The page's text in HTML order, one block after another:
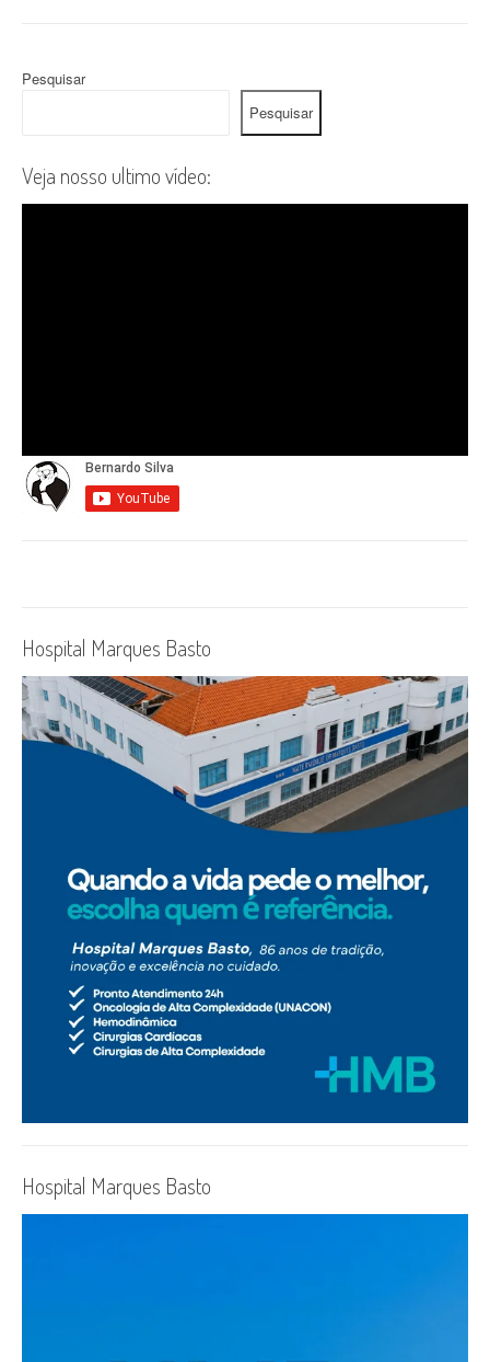
Pesquisar
Pesquisar
Veja nosso ultimo vídeo:
Hospital Marques Basto
Hospital Marques Basto